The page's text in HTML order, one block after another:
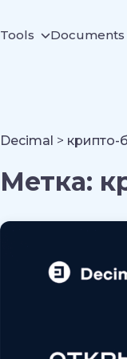
Tools Documents
Decimal > крипто-
Метка: